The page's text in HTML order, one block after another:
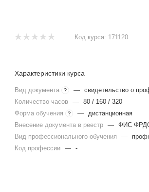
Код курса: 171120
Характеристики курса
Вид документа ? — свидетельство о
Количество часов
— 80 / 160 / 320
Форма обучения
? —
дистанционная
Внесение документа в реестр — ФИС
Вид профессионального обучения
—
Код профессии — -